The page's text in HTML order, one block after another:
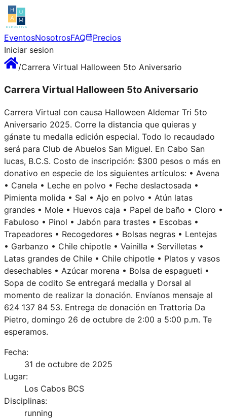
EventosNosotrosFAQ
Precios
Iniciar sesion
/Carrera Virtual Halloween 5to Aniversario
Carrera Virtual Halloween 5to Aniversario
Carrera Virtual con causa Halloween Aldemar Tri 5to
Aniversario 2025. Corre la distancia que quieras y
gánate tu medalla edición especial. Todo lo recaudado
será para Club de Abuelos San Miguel. En Cabo San
lucas, B.C.S. Costo de inscripción: $300 pesos o más en
donativo en especie de los siguientes artículos: • Avena
• Canela • Leche en polvo • Feche deslactosada •
Pimienta molida • Sal • Ajo en polvo • Atún latas
grandes • Mole • Huevos caja • Papel de baño • Cloro •
Fabuloso • Pinol • Jabón para trastes • Escobas •
Trapeadores • Recogedores • Bolsas negras • Lentejas
• Garbanzo • Chile chipotle • Vainilla • Servilletas •
Latas grandes de Chile • Chile chipotle • Platos y vasos
desechables • Azúcar morena • Bolsa de espagueti •
Sopa de codito Se entregará medalla y Dorsal al
momento de realizar la donación. Envíanos mensaje al
624 137 84 53. Entrega de donación en Trattoria Da
Pietro, domingo 26 de octubre de 2:00 a 5:00 p.m. Te
esperamos.
Fecha:
31 de octubre de 2025
Lugar:
Los Cabos BCS
Disciplinas:
running